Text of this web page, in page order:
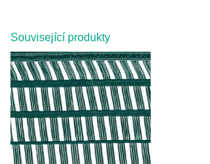
Související produkty